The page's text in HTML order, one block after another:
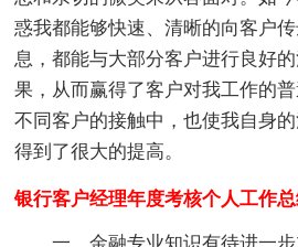
惑我都能够快速、清晰的向客户
息，都能与大部分客户进行良好
果，从而赢得了客户对我工作的
不同客户的接触中，也使我自身
得到了很大的提高。
银行客户经理年度考核个人工作
一、金融专业知识有待进一